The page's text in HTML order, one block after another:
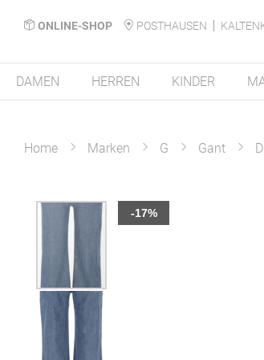
ONLINE-SHOP POSTHAUSEN
DAMEN HERREN KINDER
Home Marken G Gant
Zum
Bildergalerie
springen
-17%